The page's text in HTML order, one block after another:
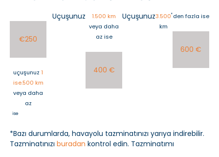
€250
uçuşunuz 1
ise.500 km
veya daha
az
ise
Uçuşunuz
1.500 km
veya daha
az ise
400 €
Uçuşunuz3.500
km
'den fazla ise
600 €
*Bazı durumlarda, havayolu tazminatınızı yarıya indirebilir.
Tazminatınızı buradan kontrol edin. Tazminatımı